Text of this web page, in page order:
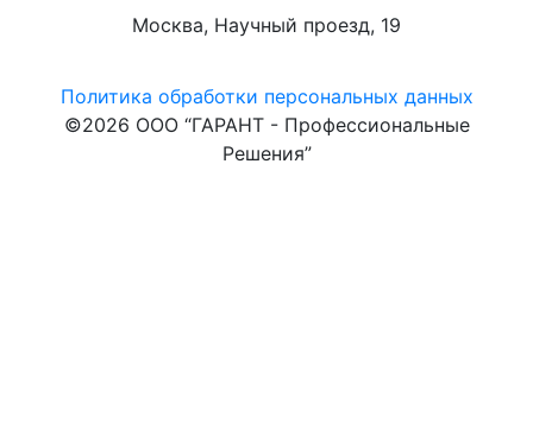
Москва, Научный проезд, 19
Политика обработки персональных данных
©2026 ООО “ГАРАНТ - Профессиональные
Решения”